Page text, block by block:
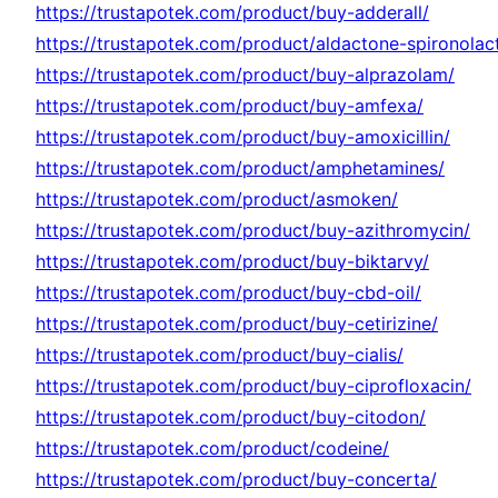
https://trustapotek.com/product/buy-adderall/
https://trustapotek.com/product/aldactone-
https://trustapotek.com/product/buy-alprazolam/
https://trustapotek.com/product/buy-amfexa/
https://trustapotek.com/product/buy-amoxicillin/
https://trustapotek.com/product/amphetamines/
https://trustapotek.com/product/asmoken/
https://trustapotek.com/product/buy-azithromycin/
https://trustapotek.com/product/buy-biktarvy/
https://trustapotek.com/product/buy-cbd-oil/
https://trustapotek.com/product/buy-cetirizine/
https://trustapotek.com/product/buy-cialis/
https://trustapotek.com/product/buy-ciprofloxacin/
https://trustapotek.com/product/buy-citodon/
https://trustapotek.com/product/codeine/
https://trustapotek.com/product/buy-concerta/